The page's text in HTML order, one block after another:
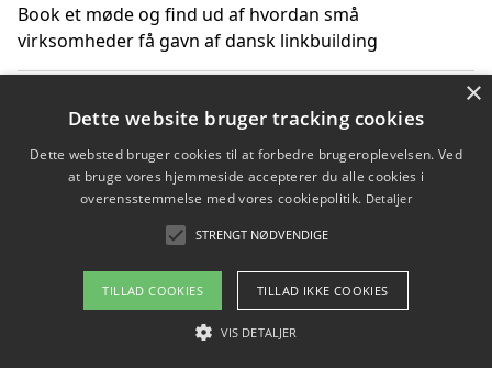
Book et møde og find ud af hvordan små
virksomheder få gavn af dansk linkbuilding
får du indgår et samarbejde
Hold et møde med en WordPress ekspert og vælg den
mest professionelle til at vedligeholde din løsning
Copyright 2026 - Pilanto Aps
Om / kontakt
×
Dette website bruger tracking cookies
Dette websted bruger cookies til at forbedre brugeroplevelsen. Ved
at bruge vores hjemmeside accepterer du alle cookies i
overensstemmelse med vores cookiepolitik. Detaljer
STRENGT NØDVENDIGE
TILLAD COOKIES TILLAD IKKE COOKIES
VIS DETALJER